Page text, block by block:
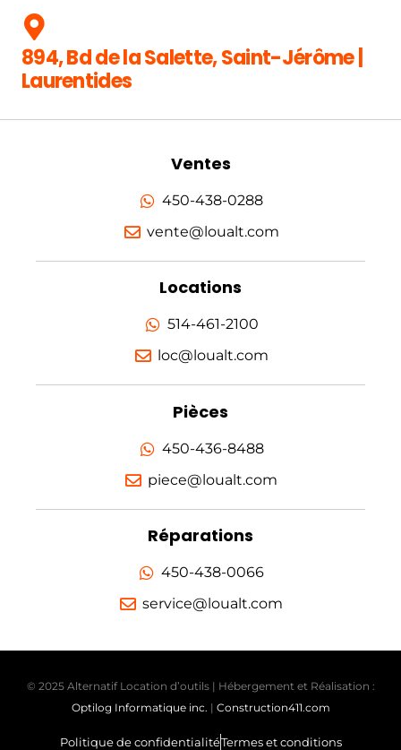
894, Bd de la Salette, Saint-Jérôme |
Laurentides
Ventes
450-438-0288
vente@loualt.com
Locations
514-461-2100
loc@loualt.com
Pièces
450-436-8488
piece@loualt.com
Réparations
450-438-0066
service@loualt.com
© 2025 Alternatif Location d’outils | Hébergement et Réalisation :
Optilog Informatique inc. | Construction411.com
Politique de confidentialitéTermes et conditions